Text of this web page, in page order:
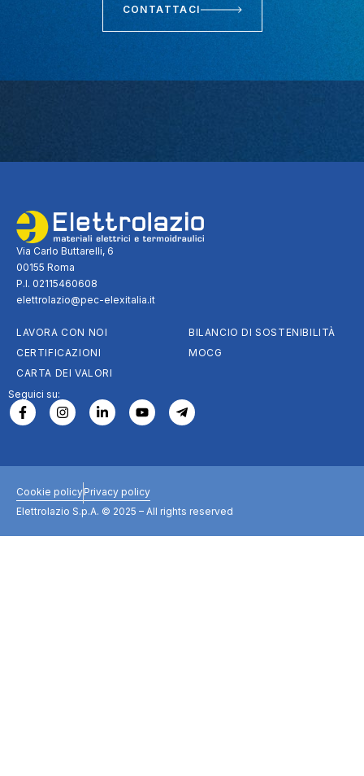
CONTATTACI
Via Carlo Buttarelli, 6
00155 Roma
P.I. 02115460608
elettrolazio@pec-elexitalia.it
LAVORA CON NOI
CERTIFICAZIONI
CARTA DEI VALORI
BILANCIO DI SOSTENIBILITÀ
MOCG
Seguici su:
Cookie policyPrivacy policy
Elettrolazio S.p.A. © 2025 – All rights reserved